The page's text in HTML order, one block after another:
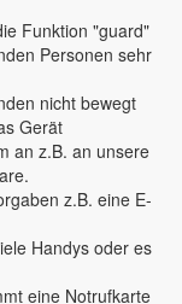
Funktion "guard"
Personen sehr
nicht bewegt
Gerät
an z.B. an unsere
z.B. eine E-
Handys oder es
eine Notrufkarte